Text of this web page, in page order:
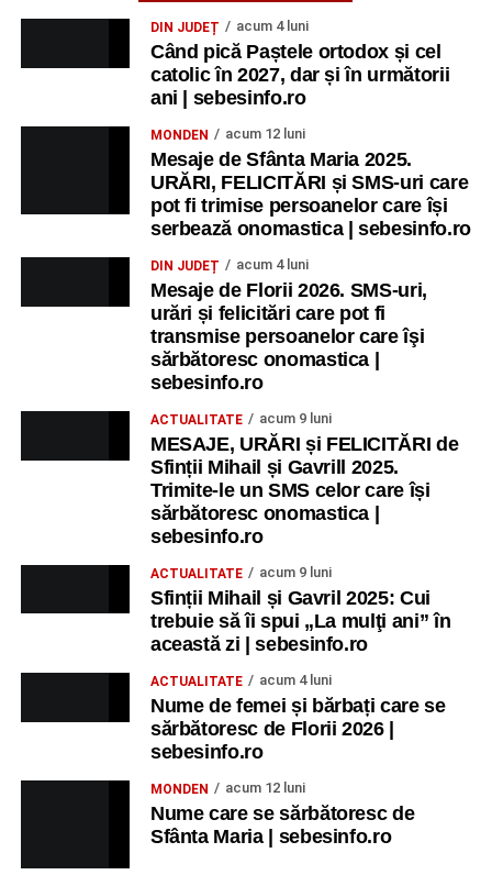
DIN JUDEȚ acum 4 luni
Când pică Paștele ortodox și cel
catolic în 2027, dar și în următorii
ani | sebesinfo.ro
MONDEN acum 12 luni
Mesaje de Sfânta Maria 2025.
URĂRI, FELICITĂRI și SMS-uri care
pot fi trimise persoanelor care își
serbează onomastica | sebesinfo.ro
DIN JUDEȚ acum 4 luni
Mesaje de Florii 2026. SMS-uri,
urări și felicitări care pot fi
transmise persoanelor care îşi
sărbătoresc onomastica |
sebesinfo.ro
ACTUALITATE acum 9 luni
MESAJE, URĂRI și FELICITĂRI de
Sfinții Mihail și Gavrill 2025.
Trimite-le un SMS celor care își
sărbătoresc onomastica |
sebesinfo.ro
ACTUALITATE acum 9 luni
Sfinții Mihail și Gavril 2025: Cui
trebuie să îi spui „La mulţi ani” în
această zi | sebesinfo.ro
ACTUALITATE acum 4 luni
Nume de femei și bărbați care se
sărbătoresc de Florii 2026 |
sebesinfo.ro
MONDEN acum 12 luni
Nume care se sărbătoresc de
Sfânta Maria | sebesinfo.ro